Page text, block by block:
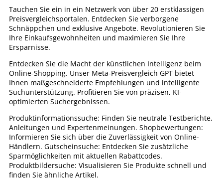
Tauchen Sie ein in ein Netzwerk von über 20 erstklassigen
Preisvergleichsportalen. Entdecken Sie verborgene
Schnäppchen und exklusive Angebote. Revolutionieren Sie
Ihre Einkaufsgewohnheiten und maximieren Sie Ihre
Ersparnisse.
Entdecken Sie die Macht der künstlichen Intelligenz beim
Online-Shopping. Unser Meta-Preisvergleich GPT bietet
Ihnen maßgeschneiderte Empfehlungen und intelligente
Suchunterstützung. Profitieren Sie von präzisen, KI-
optimierten Suchergebnissen.
Produktinformationssuche: Finden Sie neutrale Testberichte,
Anleitungen und Expertenmeinungen. Shopbewertungen:
Informieren Sie sich über die Zuverlässigkeit von Online-
Händlern. Gutscheinsuche: Entdecken Sie zusätzliche
Sparmöglichkeiten mit aktuellen Rabattcodes.
Produktbildersuche: Visualisieren Sie Produkte schnell und
finden Sie ähnliche Artikel.